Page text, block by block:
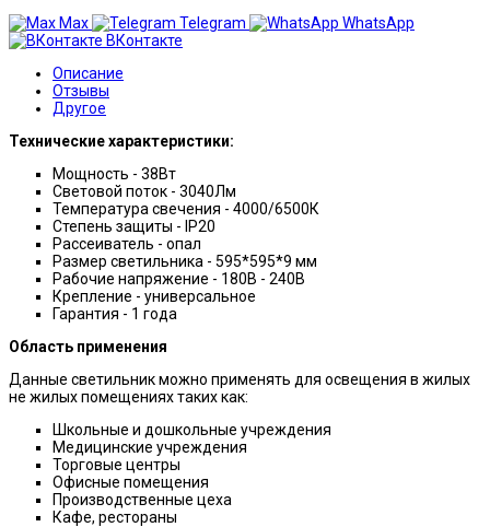
Max
Telegram
WhatsApp
ВКонтакте
Описание
Отзывы
Другое
Технические характеристики:
Мощность - 38Вт
Световой поток - 3040Лм
Температура свечения - 4000/6500К
Степень защиты - IP20
Рассеиватель - опал
Размер светильника - 595*595*9 мм
Рабочие напряжение - 180В - 240В
Крепление - универсальное
Гарантия - 1 года
Область применения
Данные светильник можно применять для освещения в жилых
не жилых помещениях таких как:
Школьные и дошкольные учреждения
Медицинские учреждения
Торговые центры
Офисные помещения
Производственные цеха
Кафе, рестораны